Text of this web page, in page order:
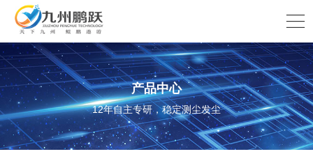
产品中心
12年自主专研，稳定测尘发尘